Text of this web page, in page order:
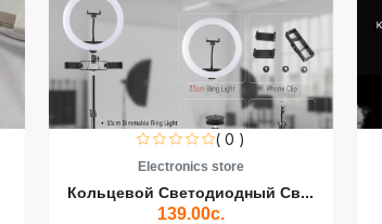
( 0 )
Electronics store
Кольцевой Светодиодный Св...
139.00с.